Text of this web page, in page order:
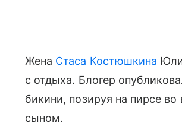
Жена Стаса Костюшкина
с отдыха. Блогер
бикини, позируя на пирсе
сыном.